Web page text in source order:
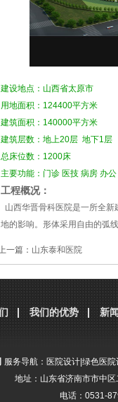
建设地点：山西省太原市
用地面积：124400平方米
建筑面积：140000平方米
建筑层数：地上20层 地下1层
总床位数：1200床
主要功能：门诊 医技 病房 办公
工程概况：
山西华晋骨科医院是一所全
地的影响。形体采用自由的弧
一篇： 山东泰和医院
我们的优势 新
服务导航： 医院设计 绿色医院
地址：山东省济南市市中
电话：0531-